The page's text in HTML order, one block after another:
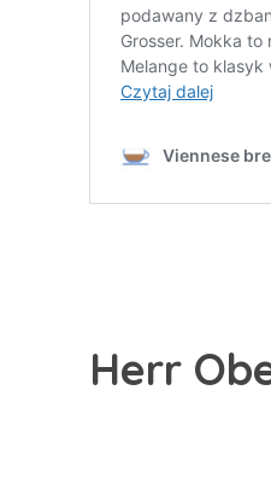
Herr